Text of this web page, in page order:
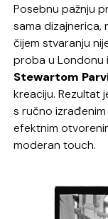
Posebnu pažnju
sama dizajnerica,
čijem stvaranju
proba u Londonu
Stewartom
kreaciju. Rezultat
s ručno
efektnim
moderan touch.